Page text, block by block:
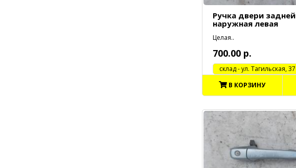
Ручка двери задней
наружная левая
Целая..
700.00 р.
cклад - ул. Тагильская, 37
В КОРЗИНУ